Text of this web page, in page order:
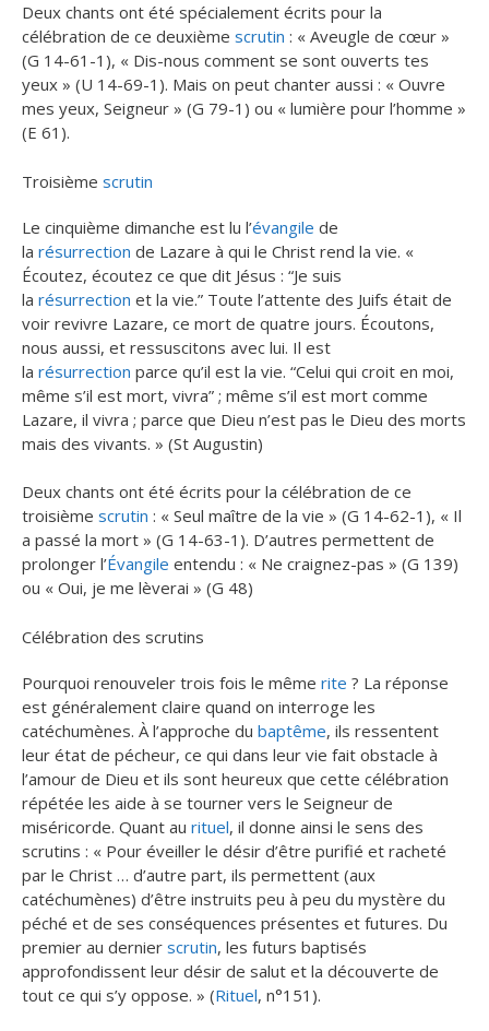
Deux chants ont été spécialement écrits pour la
célébration de ce deuxième scrutin : « Aveugle de cœur »
(G 14-61-1), « Dis-nous comment se sont ouverts tes
yeux » (U 14-69-1). Mais on peut chanter aussi : « Ouvre
mes yeux, Seigneur » (G 79-1) ou « lumière pour l’homme »
(E 61).
Troisième scrutin
Le cinquième dimanche est lu l’évangile de
la résurrection de Lazare à qui le Christ rend la vie. «
Écoutez, écoutez ce que dit Jésus : “Je suis
la résurrection et la vie.” Toute l’attente des Juifs était de
voir revivre Lazare, ce mort de quatre jours. Écoutons,
nous aussi, et ressuscitons avec lui. Il est
la résurrection parce qu’il est la vie. “Celui qui croit en moi,
même s’il est mort, vivra” ; même s’il est mort comme
Lazare, il vivra ; parce que Dieu n’est pas le Dieu des morts
mais des vivants. » (St Augustin)
Deux chants ont été écrits pour la célébration de ce
troisième scrutin : « Seul maître de la vie » (G 14-62-1), « Il
a passé la mort » (G 14-63-1). D’autres permettent de
prolonger l’Évangile entendu : « Ne craignez-pas » (G 139)
ou « Oui, je me lèverai » (G 48)
Célébration des scrutins
Pourquoi renouveler trois fois le même rite ? La réponse
est généralement claire quand on interroge les
catéchumènes. À l’approche du baptême, ils ressentent
leur état de pécheur, ce qui dans leur vie fait obstacle à
l’amour de Dieu et ils sont heureux que cette célébration
répétée les aide à se tourner vers le Seigneur de
miséricorde. Quant au rituel, il donne ainsi le sens des
scrutins : « Pour éveiller le désir d’être purifié et racheté
par le Christ … d’autre part, ils permettent (aux
catéchumènes) d’être instruits peu à peu du mystère du
péché et de ses conséquences présentes et futures. Du
premier au dernier scrutin, les futurs baptisés
approfondissent leur désir de salut et la découverte de
tout ce qui s’y oppose. » (Rituel, n°151).